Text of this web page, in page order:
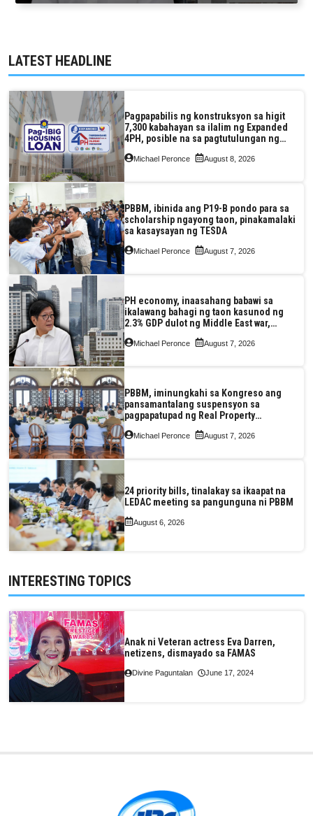
LATEST HEADLINE
Pagpapabilis ng konstruksyon sa higit
7,300 kabahayan sa ilalim ng Expanded
4PH, posible na sa pagtutulungan ng
Pag-IBIG at P.A. Alvarez
Michael Peronce August 8, 2026
PBBM, ibinida ang P19-B pondo para sa
scholarship ngayong taon, pinakamalaki
sa kasaysayan ng TESDA
Michael Peronce August 7, 2026
PH economy, inaasahang babawi sa
ikalawang bahagi ng taon kasunod ng
2.3% GDP dulot ng Middle East war,
pagkaantala ng public construction
Michael Peronce August 7, 2026
PBBM, iminungkahi sa Kongreso ang
pansamantalang suspensyon sa
pagpapatupad ng Real Property
Valuation and Assessment Reform Act
Michael Peronce August 7, 2026
24 priority bills, tinalakay sa ikaapat na
LEDAC meeting sa pangunguna ni PBBM
August 6, 2026
INTERESTING TOPICS
Anak ni Veteran actress Eva Darren,
netizens, dismayado sa FAMAS
Divine Paguntalan June 17, 2024